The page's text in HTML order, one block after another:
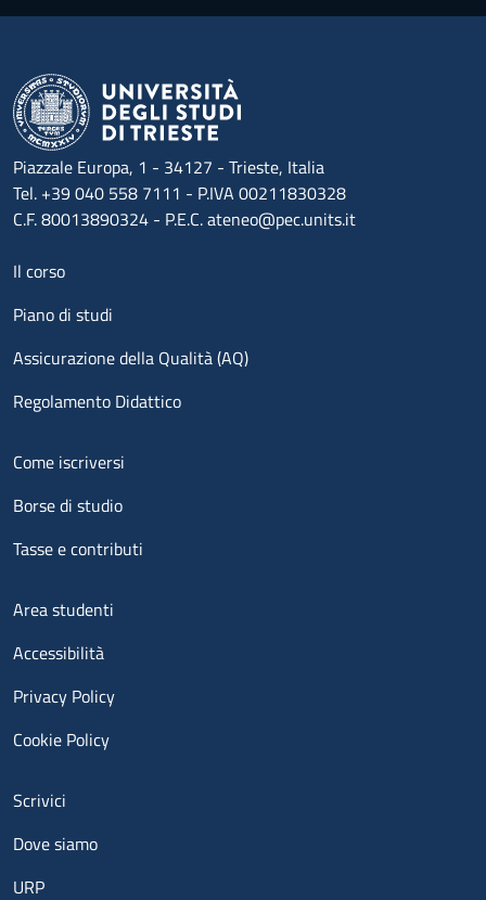
Piazzale Europa, 1 - 34127 - Trieste, Italia
Tel. +39 040 558 7111 - P.IVA 00211830328
C.F. 80013890324 - P.E.C. ateneo@pec.units.it
Menu footer 1
Il corso
Piano di studi
Assicurazione della Qualità (AQ)
Regolamento Didattico
Menu footer 2
Come iscriversi
Borse di studio
Tasse e contributi
Menu footer 3
Area studenti
Accessibilità
Privacy Policy
Cookie Policy
Menu contatti
Scrivici
Dove siamo
URP